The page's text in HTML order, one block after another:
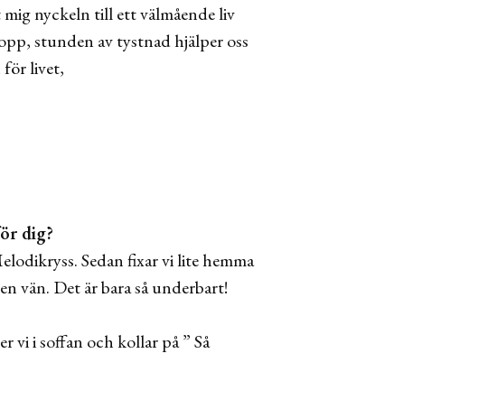
nyckeln till ett välmående liv
stunden av tystnad hjälper oss
för livet,
dig?
Sedan fixar vi lite hemma
vän. Det är bara så underbart!
vi i soffan och kollar på ” Så